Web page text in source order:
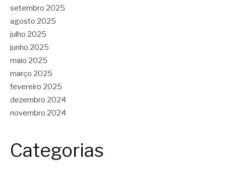
setembro 2025
agosto 2025
julho 2025
junho 2025
maio 2025
março 2025
fevereiro 2025
dezembro 2024
novembro 2024
Categorias